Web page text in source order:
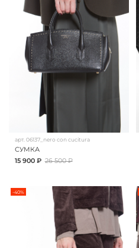
арт. 06137_nero con cucitura
СУМКА
15 900 ₽ 26 500 ₽
-40%